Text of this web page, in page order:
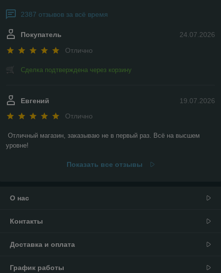
2387 отзывов за всё время
24.07.2026
Покупатель
Отлично
Сделка подтверждена через корзину
19.07.2026
Евгений
Отлично
Отличный магазин, заказываю не в первый раз. Всё на высшем
уровне!
Показать все отзывы
О нас
Контакты
Доставка и оплата
График работы